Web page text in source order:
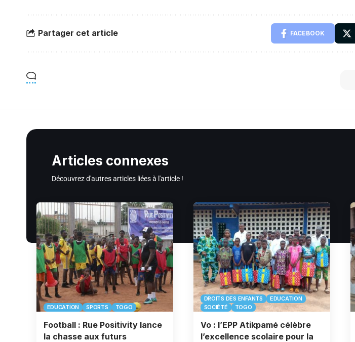
Partager cet article FACEBOOK
Articles connexes
Découvrez d'autres articles liées à l'article !
EDUCATION SPORTS TOGO
Football : Rue Positivity lance
la chasse aux futurs
DROITS DES ENFANTS
EDUCATION
SOCIÉTÉ
TOGO
Vo : l’EPP Atikpamé célèbre
l’excellence scolaire pour la